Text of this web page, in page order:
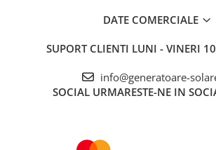
DATE COMERCIALE
SUPORT CLIENTI LUNI - VINERI
info@generatoare-
SOCIAL URMARESTE-NE IN